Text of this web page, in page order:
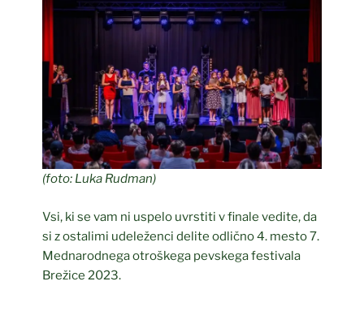
(foto: Luka Rudman)
Vsi, ki se vam ni uspelo uvrstiti v finale vedite, da
si z ostalimi udeleženci delite odlično 4. mesto 7.
Mednarodnega otroškega pevskega festivala
Brežice 2023.